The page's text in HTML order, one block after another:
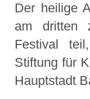
Der heilige
am dritten
Festival
Stiftung für
Hauptstadt